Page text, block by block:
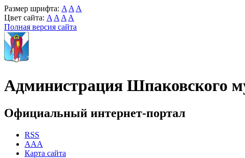
Размер шрифта: A A A
Цвет сайта: A A A A
Полная версия сайта
Администрация Шпаковского
Официальный интернет-портал
RSS
AAA
Карта сайта